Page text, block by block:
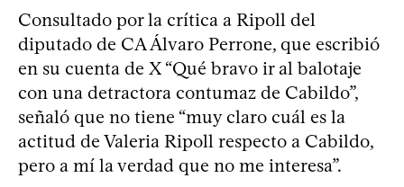
Consultado por la crítica a Ripoll del
diputado de CA Álvaro Perrone, que escribió
en su cuenta de X “Qué bravo ir al balotaje
con una detractora contumaz de Cabildo”,
señaló que no tiene “muy claro cuál es la
actitud de Valeria Ripoll respecto a Cabildo,
pero a mí la verdad que no me interesa”.